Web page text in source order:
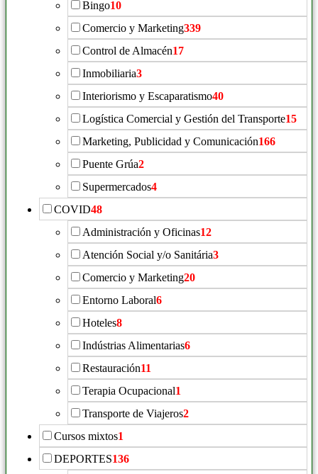
Bingo10
Comercio y Marketing339
Control de Almacén17
Inmobiliaria3
Interiorismo y Escaparatismo40
Logística Comercial y Gestión del Transporte15
Marketing, Publicidad y Comunicación166
Puente Grúa2
Supermercados4
COVID48
Administración y Oficinas12
Atención Social y/o Sanitária3
Comercio y Marketing20
Entorno Laboral6
Hoteles8
Indústrias Alimentarias6
Restauración11
Terapia Ocupacional1
Transporte de Viajeros2
Cursos mixtos1
DEPORTES136